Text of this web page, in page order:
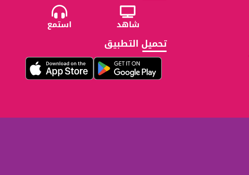
شاهد استمع
تحميل التطبيق